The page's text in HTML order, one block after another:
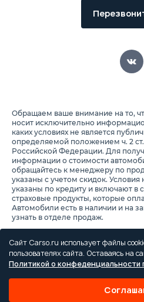
Обращаем ваше внимание на то,
носит исключительно
каких условиях не является
определяемой положением ч. 2
Российской Федерации. Для
информации о стоимости
обращайтесь к менеджеру по
указаны с учетом скидок. Условия
указаны по кредиту и включают в
страховые продукты, которые
Автомобили есть в наличии и на
узнать в отделе продаж.
Предоставляя свои
настоящий веб-сайт, Вы
персональных данных и
Сайт Carso.ru использует файлы
пользователях сайта. Оставаясь на
Политикой о конфеденциальности